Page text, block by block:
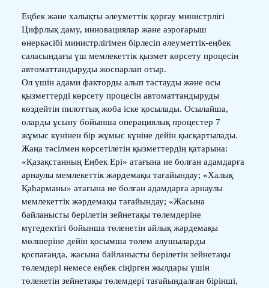
Еңбек және халықты әлеуметтік қорғау министрлігі
Цифрлық даму, инновациялар және аэроғарыш
өнеркәсібі министрлігімен бірлесіп әлеуметтік-еңбек
саласындағы үш мемлекеттік қызмет көрсету процесін
автоматтандыруды жоспарлап отыр.
Ол үшін адами факторды алып тастауды және осы
қызметтерді көрсету процесін автоматтандыруды
көздейтін пилоттық жоба іске қосылады. Осылайша,
оларды ұсыну бойынша операциялық процестер 7
жұмыс күнінен бір жұмыс күніне дейін қысқартылады.
Жаңа тәсілмен көрсетілетін қызметтердің қатарына:
«Қазақстанның Еңбек Epi» атағына ие болған адамдарға
арнаулы мемлекеттік жәрдемақы тағайындау; «Халық
Қаһарманы» атағына ие болған адамдарға арнаулы
мемлекеттік жәрдемақы тағайындау; «Жасына
байланысты берілетін зейнетақы төлемдеріне
мүгедектігі бойынша төленетін айлық жәрдемақы
мөлшеріне дейін қосымша төлем алушыларды
қоспағанда, жасына байланысты берілетін зейнетақы
төлемдері немесе еңбек сіңірген жылдары үшін
төленетін зейнетақы төлемдері тағайындалған бірінші,